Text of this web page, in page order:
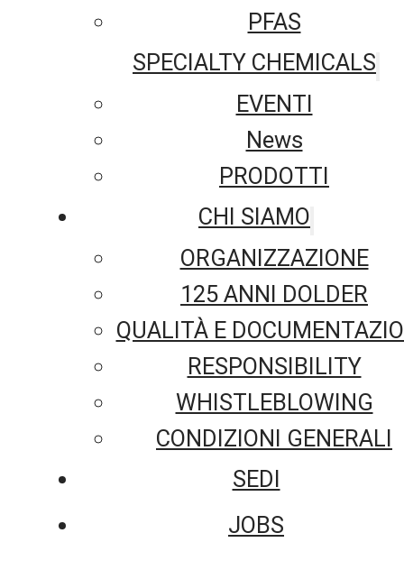
PFAS
SPECIALTY CHEMICALS
EVENTI
News
PRODOTTI
CHI SIAMO
ORGANIZZAZIONE
125 ANNI DOLDER
QUALITÀ E
RESPONSIBILITY
WHISTLEBLOWING
CONDIZIONI GENERALI
SEDI
JOBS